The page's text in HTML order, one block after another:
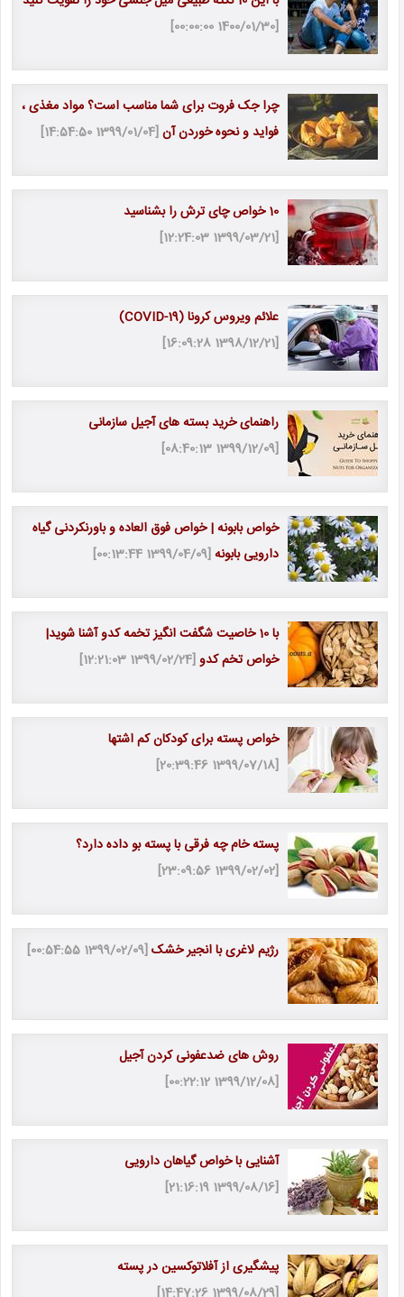
[1400/01/30 00:00:00]
چرا جک فروت برای شما مناسب است؟ مواد مغذی ،
فواید و نحوه خوردن آن[1399/01/04 14:54:50]
10 خواص چای ترش را بشناسید
[1399/03/21 12:24:03]
علائم ویروس کرونا (COVID-19)
[1398/12/21 16:09:28]
راهنمای خرید بسته های آجیل سازمانی
[1399/12/09 08:40:13]
خواص بابونه | خواص فوق العاده و باورنکردنی گیاه
دارویی بابونه[1399/04/09 00:13:44]
با 10 خاصیت شگفت انگیز تخمه کدو آشنا شوید|
خواص تخم کدو[1399/02/24 12:21:03]
خواص پسته برای کودکان کم اشتها
[1399/07/18 20:39:46]
پسته خام چه فرقی با پسته بو داده دارد؟
[1399/02/02 23:09:56]
رژیم لاغری با انجیر خشک[1399/02/09 00:54:55]
روش های ضدعفونی کردن آجیل
[1399/12/08 00:22:12]
آشنایی با خواص گیاهان دارویی
[1399/08/16 21:16:19]
پیشگیری از آفلاتوکسین در پسته